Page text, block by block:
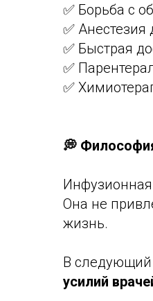
✅ Борьба с
✅
✅ Быстрая
✅
✅
💭
Она не
жизнь.
В следующий
усилий